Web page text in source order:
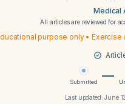
Medical
All articles are reviewed for
purpose only •
Submitted
Last updated:June